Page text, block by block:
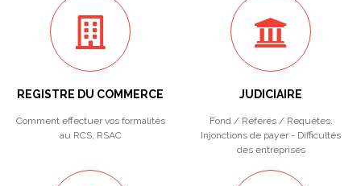
REGISTRE DU COMMERCE
Comment effectuer vos formalités
au RCS, RSAC
JUDICIAIRE
Fond / Référés / Requêtes.
Injonctions de payer - Difficultés
des entreprises